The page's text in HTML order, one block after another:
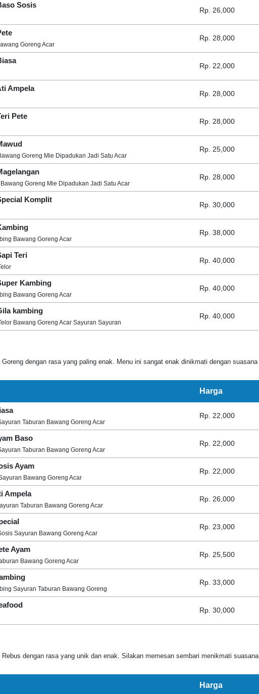
Sosis
Rp. 26,000
Goreng Acar
Rp. 28,000
Rp. 22,000
Ampela
Rp. 28,000
Pete
Rp. 28,000
Goreng Mie Dipadukan Jadi Satu Acar
Rp. 25,000
Bawang Goreng Mie Dipadukan Jadi Satu Acar
Rp. 28,000
Komplit
Rp. 30,000
Bawang Goreng Acar
Rp. 38,000
Teri
Rp. 40,000
Kambing
Bawang Goreng Acar
Rp. 40,000
kambing
Bawang Goreng Acar Sayuran Sayuran
Rp. 40,000
dengan rasa yang paling enak. Menu ini sangat enak dinikmati dengan suasana
Harga
Taburan Bawang Goreng Acar
Rp. 22,000
Baso
Taburan Bawang Goreng Acar
Rp. 22,000
Ayam
Bawang Goreng Acar
Rp. 22,000
Ampela
Taburan Bawang Goreng Acar
Rp. 26,000
Sayuran Bawang Goreng Acar
Rp. 23,000
Ayam
Bawang Goreng Acar
Rp. 25,500
Sayuran Taburan Bawang Goreng
Rp. 33,000
Rp. 30,000
dengan rasa yang unik dan enak. Silakan memesan sembari menikmati suasana
Harga